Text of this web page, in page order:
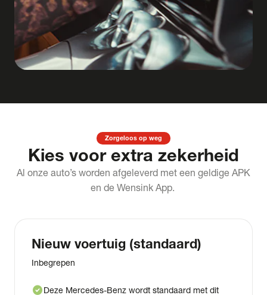
Zorgeloos op weg
Kies voor extra zekerheid
Al onze auto’s worden afgeleverd met een geldige APK
en de Wensink App.
Nieuw voertuig (standaard)
Inbegrepen
check_circleDeze Mercedes-Benz wordt standaard met dit